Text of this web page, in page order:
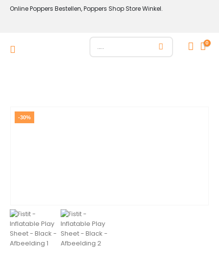
Online Poppers Bestellen, Poppers Shop Store Winkel.
0
-30%